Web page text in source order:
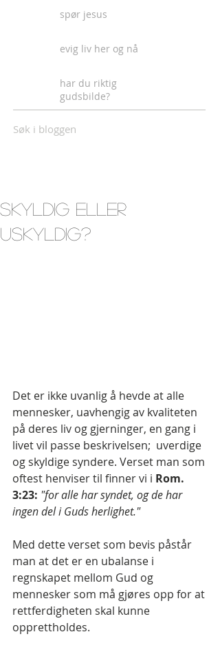
Søk i bloggen
spør jesus
evig liv her og nå
har du riktig
gudsbilde?
Skyldig eller
uskyldig?
Det er ikke uvanlig å hevde at alle
mennesker, uavhengig av kvaliteten
på deres liv og gjerninger, en gang i
livet vil passe beskrivelsen;  uverdige
og skyldige syndere. Verset man som
oftest henviser til finner vi i Rom.
3:23: "for alle har syndet, og de har
ingen del i Guds herlighet."
Med dette verset som bevis påstår
man at det er en ubalanse i
regnskapet mellom Gud og
mennesker som må gjøres opp for at
rettferdigheten skal kunne
opprettholdes.